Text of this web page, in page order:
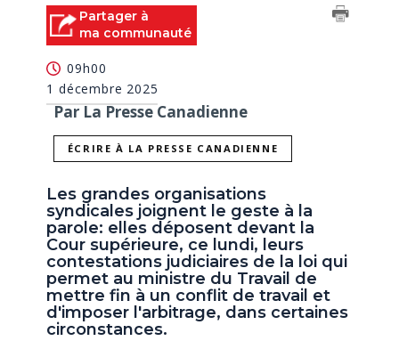
Partager à
ma communauté
09h00
1 décembre 2025
Par La Presse Canadienne
ÉCRIRE À LA PRESSE CANADIENNE
Les grandes organisations
syndicales joignent le geste à la
parole: elles déposent devant la
Cour supérieure, ce lundi, leurs
contestations judiciaires de la loi qui
permet au ministre du Travail de
mettre fin à un conflit de travail et
d'imposer l'arbitrage, dans certaines
circonstances.